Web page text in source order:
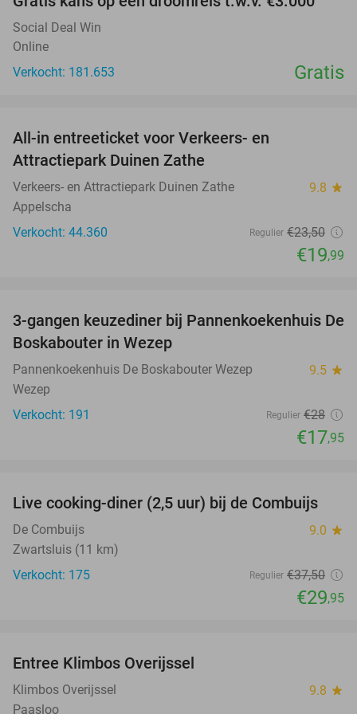
Social Deal Win
Online
Verkocht: 181.653
Gratis
All-in entreeticket voor Verkeers- en
Attractiepark Duinen Zathe
Verkeers- en Attractiepark Duinen Zathe 9.8 star
Appelscha
Verkocht: 44.360
Regulier €23,50
€19,99
36%
3-gangen keuzediner bij Pannenkoekenhuis De
Boskabouter in Wezep
Pannenkoekenhuis De Boskabouter Wezep 9.5 star
Wezep
Verkocht: 191
Regulier €28
€17,95
20%
Live cooking-diner (2,5 uur) bij de Combuijs
De Combuijs 9.0 star
Zwartsluis (11 km)
Verkocht: 175
Regulier €37,50
€29,95
Entree Klimbos Overijssel
Klimbos Overijssel 9.8 star
Paasloo